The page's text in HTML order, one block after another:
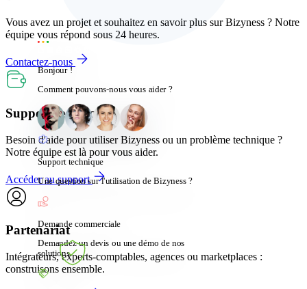
Bonjour !
Comment pouvons-nous vous aider ?
Support technique
Une question sur l'utilisation de Bizyness ?
Demande commerciale
Demandez un devis ou une démo de nos
solutions.
Vous avez un projet et souhaitez en savoir plus sur Bizyness ? Notre
équipe vous répond sous 24 heures.
Contactez-nous
Support technique
Besoin d'aide pour utiliser Bizyness ou un problème technique ?
Notre équipe est là pour vous aider.
Accéder au support
Partenariat
Intégrateurs, experts-comptables, agences ou marketplaces :
construisons ensemble.